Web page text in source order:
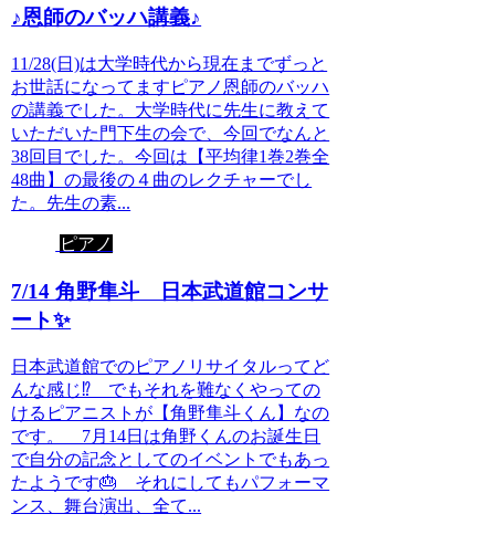
♪恩師のバッハ講義♪
11/28(日)は大学時代から現在までずっと
お世話になってますピアノ恩師のバッハ
の講義でした。大学時代に先生に教えて
いただいた門下生の会で、今回でなんと
38回目でした。今回は【平均律1巻2巻全
48曲】の最後の４曲のレクチャーでし
た。先生の素...
ピアノ
7/14 角野隼斗 日本武道館コンサ
ート✨
日本武道館でのピアノリサイタルってど
んな感じ⁉️ でもそれを難なくやっての
けるピアニストが【角野隼斗くん】なの
です。 7月14日は角野くんのお誕生日
で自分の記念としてのイベントでもあっ
たようです🎂 それにしてもパフォーマ
ンス、舞台演出、全て...